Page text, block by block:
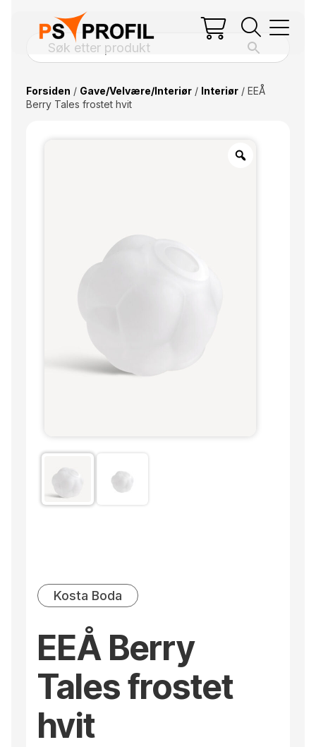
Forsiden / Gave/Velvære/Interiør/ Interiør/ EEÅ
Berry Tales frostet hvit
Kosta Boda
EEÅ Berry
Tales frostet
hvit